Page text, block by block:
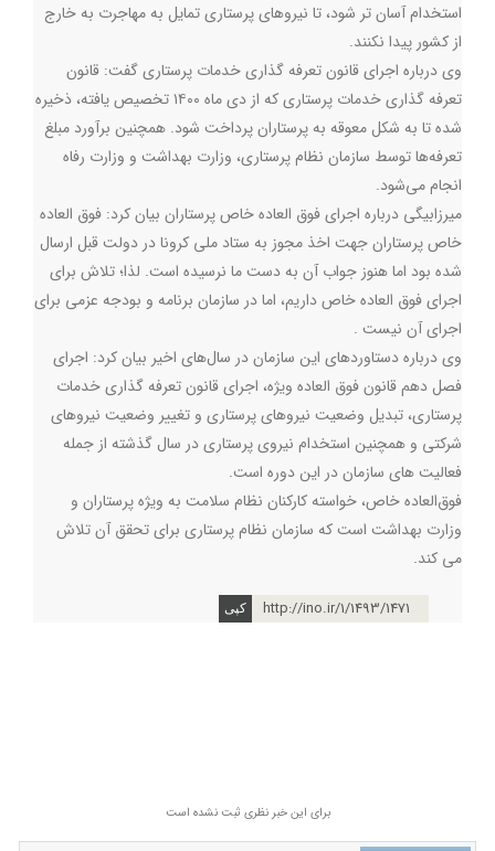
استخدام آسان تر شود، تا نیروهای پرستاری تمایل به مهاجرت به خارج
از کشور پیدا نکنند.
وی درباره اجرای قانون تعرفه گذاری خدمات پرستاری گفت: قانون
تعرفه گذاری خدمات پرستاری که از دی ماه ۱۴۰۰ تخصیص یافته، ذخیره
شده تا به شکل معوقه به پرستاران پرداخت شود. همچنین برآورد مبلغ
تعرفه‌ها توسط سازمان نظام پرستاری، وزارت بهداشت و وزارت رفاه
انجام می‌شود.
میرزابیگی درباره اجرای فوق العاده خاص پرستاران بیان کرد: فوق العاده
خاص پرستاران جهت اخذ مجوز به ستاد ملی کرونا در دولت قبل ارسال
شده بود اما هنوز جواب آن به دست ما نرسیده است. لذا؛ تلاش برای
اجرای فوق العاده خاص داریم، اما در سازمان برنامه و بودجه عزمی برای
اجرای آن نیست .
وی درباره دستاوردهای این سازمان در سال‌های اخیر بیان کرد: اجرای
فصل دهم قانون فوق العاده ویژه، اجرای قانون تعرفه گذاری خدمات
پرستاری، تبدیل وضعیت نیروهای پرستاری و تغییر وضعیت نیروهای
شرکتی و همچنین استخدام نیروی پرستاری در سال گذشته از جمله
فعالیت های سازمان در این دوره است.
فوق‌العاده خاص، خواسته کارکنان نظام سلامت به ویژه پرستاران و
وزارت بهداشت است که سازمان نظام پرستاری برای تحقق آن تلاش
می کند. ‌
http://ino.ir/1/1493/1471
برای این خبر نظری ثبت نشده است